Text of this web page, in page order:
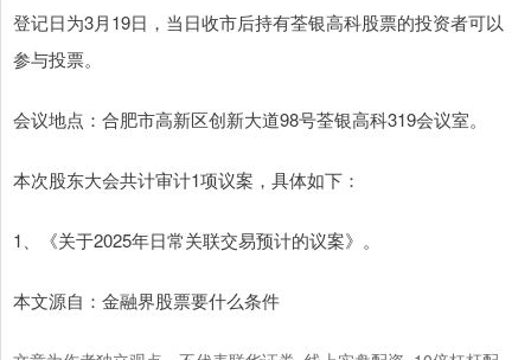
登记日为3月19日，当日收市后持有荃银高科股票的投资者可以
参与投票。
会议地点：合肥市高新区创新大道98号荃银高科319会议室。
本次股东大会共计审计1项议案，具体如下：
1、《关于2025年日常关联交易预计的议案》。
本文源自：金融界股票要什么条件